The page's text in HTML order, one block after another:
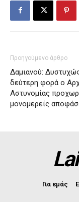
Προηγούμενο άρθρο
Δαμιανού:
δεύτερη φορά ο
Αστυνομίας
μονομερείς
Για εμάς